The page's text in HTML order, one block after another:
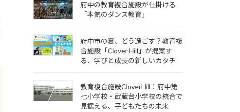
府中の教育複合施設が仕掛ける
「本気のダンス教育」
府中市の夏、どう過ごす？教育複
合施設「Clover Hill」が提案す
る、学びと成長の新しいカタチ
教育複合施設CloverHill：府中第
七小学校・武蔵台小学校の統合で
見据える、子どもたちの未来